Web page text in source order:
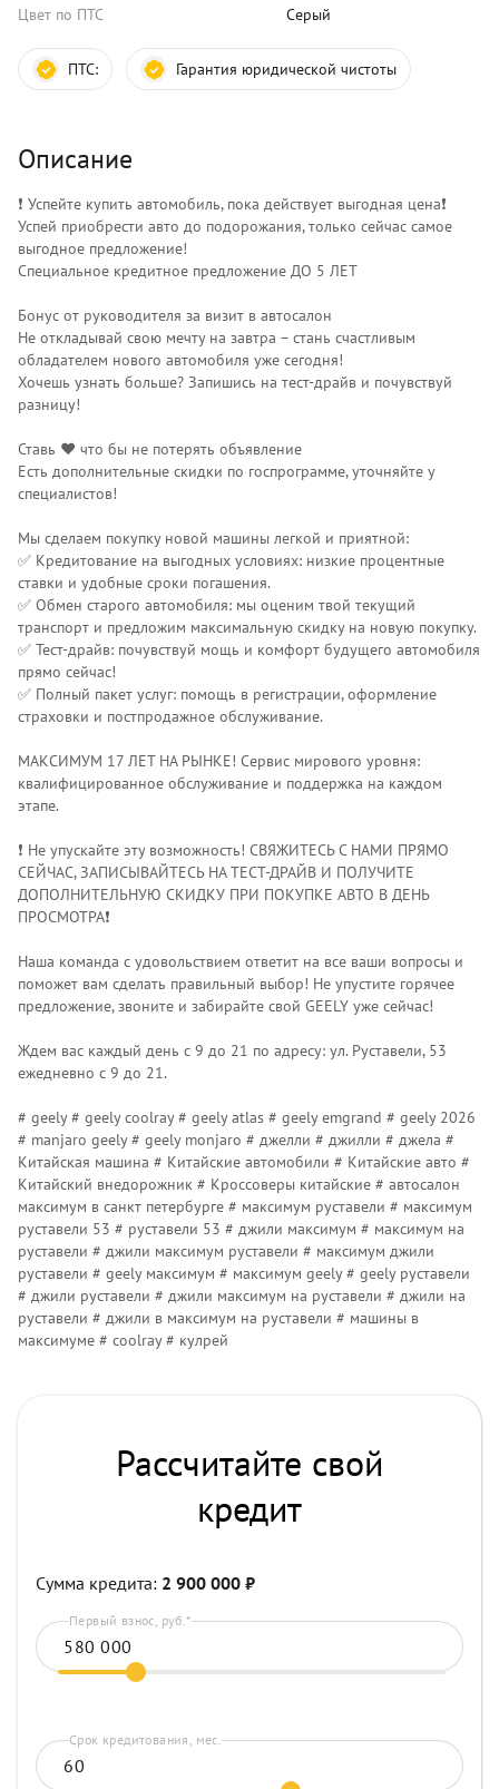
Цвет по ПТС
Серый
ПТС: Гарантия юридической чистоты
Описание
❗️ Успейте купить автомобиль, пока действует выгодная цена❗️
Успей приобрести авто до подорожания, только сейчас самое
выгодное предложение!
Специальное кредитное предложение ДО 5 ЛЕТ
Бонус от руководителя за визит в автосалон
Не откладывай свою мечту на завтра – стань счастливым
обладателем нового автомобиля уже сегодня!
Хочешь узнать больше? Запишись на тест-драйв и почувствуй
разницу!
Ставь ❤️ что бы не потерять объявление
Есть дополнительные скидки по госпрограмме, уточняйте у
специалистов!
Мы сделаем покупку новой машины легкой и приятной:
✅ Кредитование на выгодных условиях: низкие процентные
ставки и удобные сроки погашения.
✅ Обмен старого автомобиля: мы оценим твой текущий
транспорт и предложим максимальную скидку на новую покупку.
✅ Тест-драйв: почувствуй мощь и комфорт будущего автомобиля
прямо сейчас!
✅ Полный пакет услуг: помощь в регистрации, оформление
страховки и постпродажное обслуживание.
МАКСИМУМ 17 ЛЕТ НА РЫНКЕ! Сервис мирового уровня:
квалифицированное обслуживание и поддержка на каждом
этапе.
❗️ Не упускайте эту возможность! СВЯЖИТЕСЬ С НАМИ ПРЯМО
СЕЙЧАС, ЗАПИСЫВАЙТЕСЬ НА ТЕСТ-ДРАЙВ И ПОЛУЧИТЕ
ДОПОЛНИТЕЛЬНУЮ СКИДКУ ПРИ ПОКУПКЕ АВТО В ДЕНЬ
ПРОСМОТРА❗️
Наша команда с удовольствием ответит на все ваши вопросы и
поможет вам сделать правильный выбор! Не упустите горячее
предложение, звоните и забирайте свой GЕЕLY уже сейчас!
Ждем вас каждый день с 9 до 21 по адресу: ул. Руставели, 53
ежедневно с 9 до 21.
# geely # geely coolray # geely atlas # geely emgrand # geely 2026
# manjaro geely # geely monjaro # джелли # джилли # джела #
Китайская машина # Китайские автомобили # Китайские авто #
Китайский внедорожник # Кроссоверы китайские # автосалон
максимум в санкт петербурге # максимум руставели # максимум
руставели 53 # руставели 53 # джили максимум # максимум на
руставели # джили максимум руставели # максимум джили
руставели # geely максимум # максимум geely # geely руставели
# джили руставели # джили максимум на руставели # джили на
руставели # джили в максимум на руставели # машины в
максимуме # coolray # кулрей
Рассчитайте свой
кредит
Сумма кредита: 2 900 000 ₽
Первый взнос, руб.*
Срок кредитования, мес.